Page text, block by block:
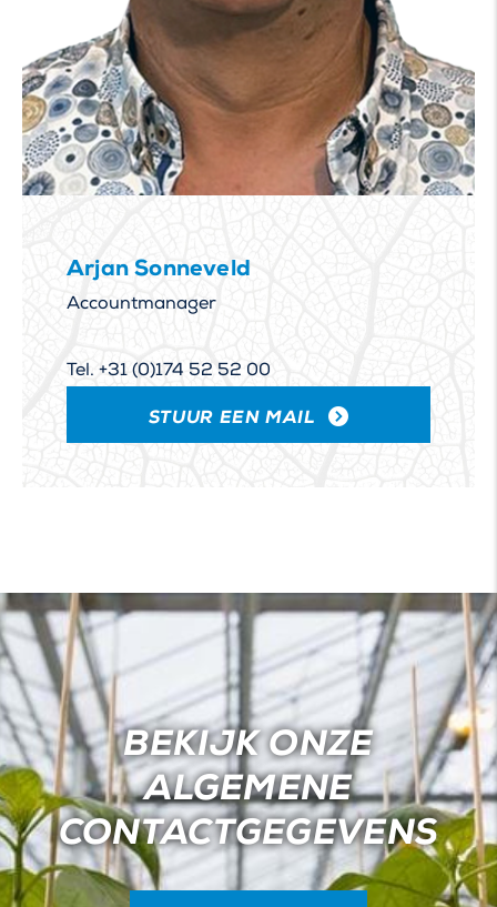
Arjan Sonneveld
Accountmanager
Tel. +31 (0)174 52 52 00
STUUR EEN MAIL
BEKIJK ONZE
ALGEMENE
CONTACTGEGEVENS